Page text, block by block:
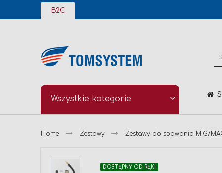
Przejdź
treści
B2C
Wszystkie kategorie
Home Zestawy Zestawy do spawania MIG/
Przejdź
na
DOSTĘPNY OD RĘKI